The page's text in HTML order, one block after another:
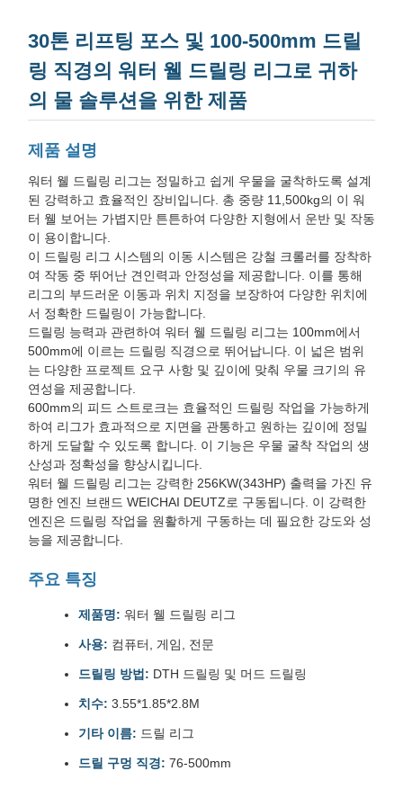
30톤 리프팅 포스 및 100-500mm 드릴
링 직경의 워터 웰 드릴링 리그로 귀하
의 물 솔루션을 위한 제품
제품 설명
워터 웰 드릴링 리그는 정밀하고 쉽게 우물을 굴착하도록 설계
된 강력하고 효율적인 장비입니다. 총 중량 11,500kg의 이 워
터 웰 보어는 가볍지만 튼튼하여 다양한 지형에서 운반 및 작동
이 용이합니다.
이 드릴링 리그 시스템의 이동 시스템은 강철 크롤러를 장착하
여 작동 중 뛰어난 견인력과 안정성을 제공합니다. 이를 통해
리그의 부드러운 이동과 위치 지정을 보장하여 다양한 위치에
서 정확한 드릴링이 가능합니다.
드릴링 능력과 관련하여 워터 웰 드릴링 리그는 100mm에서
500mm에 이르는 드릴링 직경으로 뛰어납니다. 이 넓은 범위
는 다양한 프로젝트 요구 사항 및 깊이에 맞춰 우물 크기의 유
연성을 제공합니다.
600mm의 피드 스트로크는 효율적인 드릴링 작업을 가능하게
하여 리그가 효과적으로 지면을 관통하고 원하는 깊이에 정밀
하게 도달할 수 있도록 합니다. 이 기능은 우물 굴착 작업의 생
산성과 정확성을 향상시킵니다.
워터 웰 드릴링 리그는 강력한 256KW(343HP) 출력을 가진 유
명한 엔진 브랜드 WEICHAI DEUTZ로 구동됩니다. 이 강력한
엔진은 드릴링 작업을 원활하게 구동하는 데 필요한 강도와 성
능을 제공합니다.
주요 특징
제품명: 워터 웰 드릴링 리그
사용: 컴퓨터, 게임, 전문
드릴링 방법: DTH 드릴링 및 머드 드릴링
치수: 3.55*1.85*2.8M
기타 이름: 드릴 리그
드릴 구멍 직경: 76-500mm